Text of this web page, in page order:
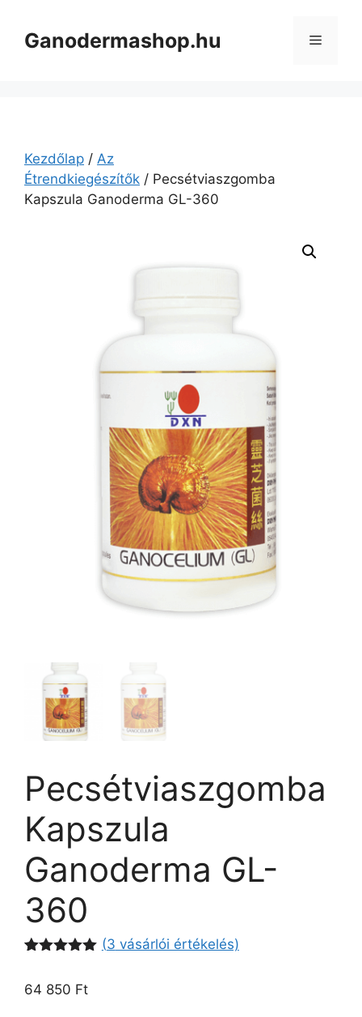
tartalomba
Ganodermashop.hu Menü
Kezdőlap / Az
Étrendkiegészítők / Pecsétviaszgomba
Kapszula Ganoderma GL-360
Pecsétviaszgomba
Kapszula
Ganoderma GL-
360
ből,
(3 vásárlói értékelés)
64 850 Ft